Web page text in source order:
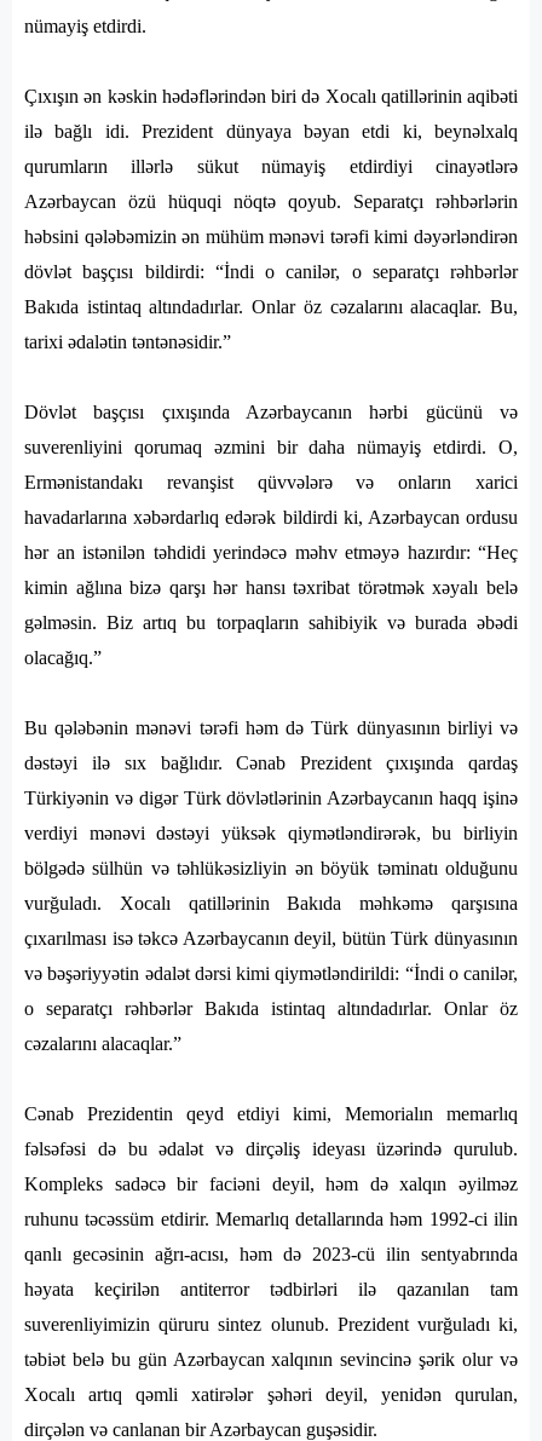
nümayiş etdirdi.
Çıxışın ən kəskin hədəflərindən biri də Xocalı qatillərinin aqibəti
ilə bağlı idi. Prezident dünyaya bəyan etdi ki, beynəlxalq
qurumların illərlə sükut nümayiş etdirdiyi cinayətlərə
Azərbaycan özü hüquqi nöqtə qoyub. Separatçı rəhbərlərin
həbsini qələbəmizin ən mühüm mənəvi tərəfi kimi dəyərləndirən
dövlət başçısı bildirdi: “İndi o canilər, o separatçı rəhbərlər
Bakıda istintaq altındadırlar. Onlar öz cəzalarını alacaqlar. Bu,
tarixi ədalətin təntənəsidir.”
Dövlət başçısı çıxışında Azərbaycanın hərbi gücünü və
suverenliyini qorumaq əzmini bir daha nümayiş etdirdi. O,
Ermənistandakı revanşist qüvvələrə və onların xarici
havadarlarına xəbərdarlıq edərək bildirdi ki, Azərbaycan ordusu
hər an istənilən təhdidi yerindəcə məhv etməyə hazırdır: “Heç
kimin ağlına bizə qarşı hər hansı təxribat törətmək xəyalı belə
gəlməsin. Biz artıq bu torpaqların sahibiyik və burada əbədi
olacağıq.”
Bu qələbənin mənəvi tərəfi həm də Türk dünyasının birliyi və
dəstəyi ilə sıx bağlıdır. Cənab Prezident çıxışında qardaş
Türkiyənin və digər Türk dövlətlərinin Azərbaycanın haqq işinə
verdiyi mənəvi dəstəyi yüksək qiymətləndirərək, bu birliyin
bölgədə sülhün və təhlükəsizliyin ən böyük təminatı olduğunu
vurğuladı. Xocalı qatillərinin Bakıda məhkəmə qarşısına
çıxarılması isə təkcə Azərbaycanın deyil, bütün Türk dünyasının
və bəşəriyyətin ədalət dərsi kimi qiymətləndirildi: “İndi o canilər,
o separatçı rəhbərlər Bakıda istintaq altındadırlar. Onlar öz
cəzalarını alacaqlar.”
Cənab Prezidentin qeyd etdiyi kimi, Memorialın memarlıq
fəlsəfəsi də bu ədalət və dirçəliş ideyası üzərində qurulub.
Kompleks sadəcə bir faciəni deyil, həm də xalqın əyilməz
ruhunu təcəssüm etdirir. Memarlıq detallarında həm 1992-ci ilin
qanlı gecəsinin ağrı-acısı, həm də 2023-cü ilin sentyabrında
həyata keçirilən antiterror tədbirləri ilə qazanılan tam
suverenliyimizin qüruru sintez olunub. Prezident vurğuladı ki,
təbiət belə bu gün Azərbaycan xalqının sevincinə şərik olur və
Xocalı artıq qəmli xatirələr şəhəri deyil, yenidən qurulan,
dirçələn və canlanan bir Azərbaycan guşəsidir.